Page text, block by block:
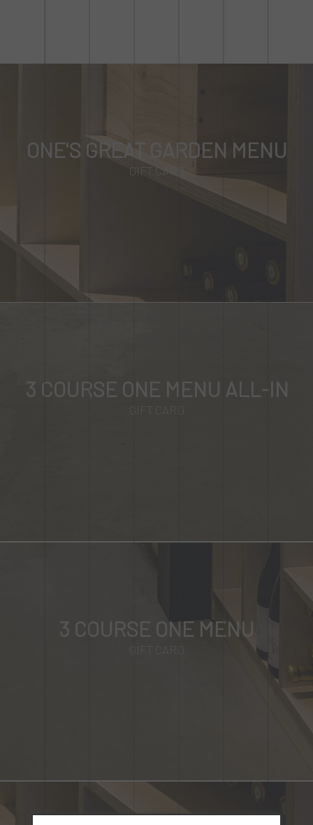
ONE'S GREAT GARDEN MENU
GIFT CARD
3 COURSE ONE MENU ALL-IN
3 COURSE ONE MENU